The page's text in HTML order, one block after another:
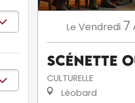
Le Vendredi 7
Scénette
CULTURELLE
Léobard